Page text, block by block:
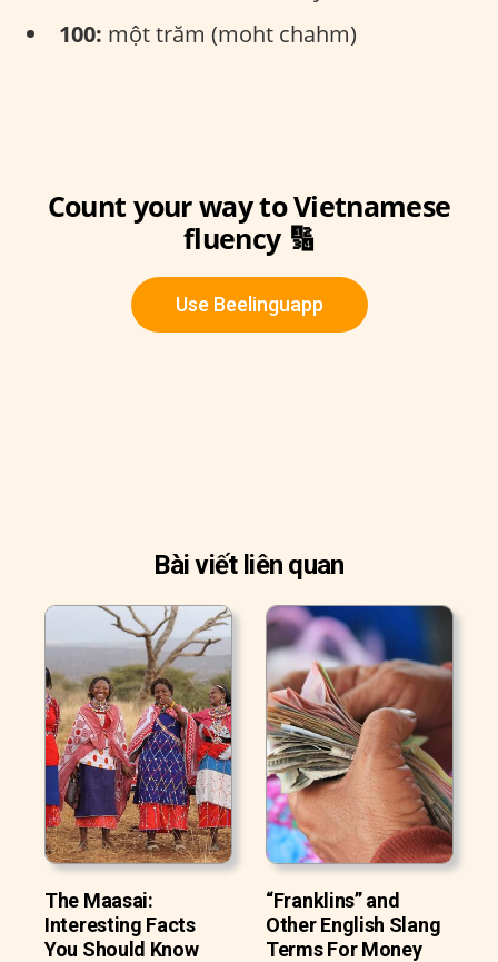
100: một trăm (moht chahm)
Count your way to Vietnamese
fluency 🔢
Use Beelinguapp
Bài viết liên quan
The Maasai:
Interesting Facts
You Should Know
“Franklins” and
Other English Slang
Terms For Money